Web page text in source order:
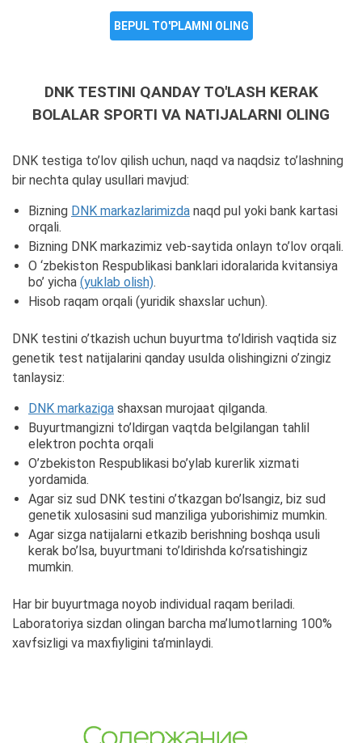
BEPUL TO'PLAMNI OLING
DNK TESTINI QANDAY TO'LASH KERAK
BOLALAR SPORTI VA NATIJALARNI OLING
DNK testiga to’lov qilish uchun, naqd va naqdsiz to’lashning
bir nechta qulay usullari mavjud:
Bizning DNK markazlarimizda naqd pul yoki bank kartasi
orqali.
Bizning DNK markazimiz veb-saytida onlayn to’lov orqali.
O ‘zbekiston Respublikasi banklari idoralarida kvitansiya
bo’ yicha (yuklab olish).
Hisob raqam orqali (yuridik shaxslar uchun).
DNK testini o’tkazish uchun buyurtma to’ldirish vaqtida siz
genetik test natijalarini qanday usulda olishingizni o’zingiz
tanlaysiz:
DNK markaziga shaxsan murojaat qilganda.
Buyurtmangizni to’ldirgan vaqtda belgilangan tahlil
elektron pochta orqali
O’zbekiston Respublikasi bo’ylab kurerlik xizmati
yordamida.
Agar siz sud DNK testini o’tkazgan bo’lsangiz, biz sud
genetik xulosasini sud manziliga yuborishimiz mumkin.
Agar sizga natijalarni etkazib berishning boshqa usuli
kerak bo’lsa, buyurtmani to’ldirishda ko’rsatishingiz
mumkin.
Har bir buyurtmaga noyob individual raqam beriladi.
Laboratoriya sizdan olingan barcha ma’lumotlarning 100%
xavfsizligi va maxfiyligini ta’minlaydi.